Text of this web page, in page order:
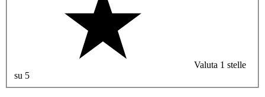
Valuta 1 stelle
su 5